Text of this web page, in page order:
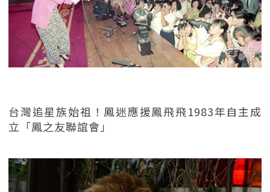
台灣追星族始祖！鳳迷應援鳳飛飛1983年自主成
立「鳳之友聯誼會」